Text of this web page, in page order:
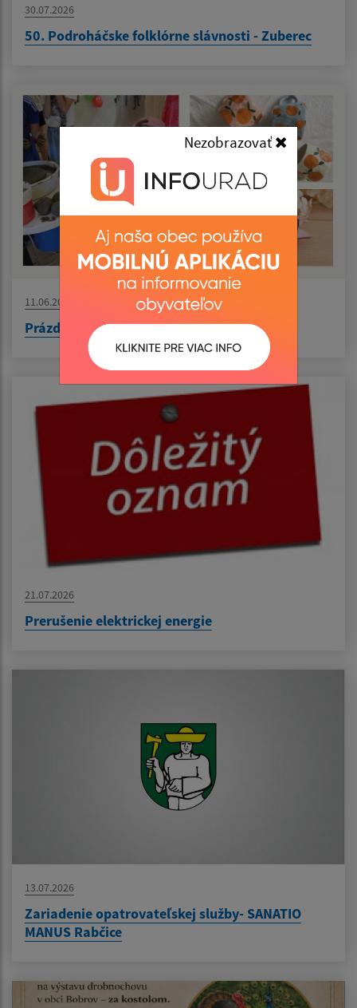
Nezobrazovať
30.07.2026
50. Podroháčske folklórne slávnosti - Zuberec
11.06.2026
Prázdninový workshop - Keramika spája
21.07.2026
Prerušenie elektrickej energie
13.07.2026
Zariadenie opatrovateľskej služby- SANATIO
MANUS Rabčice